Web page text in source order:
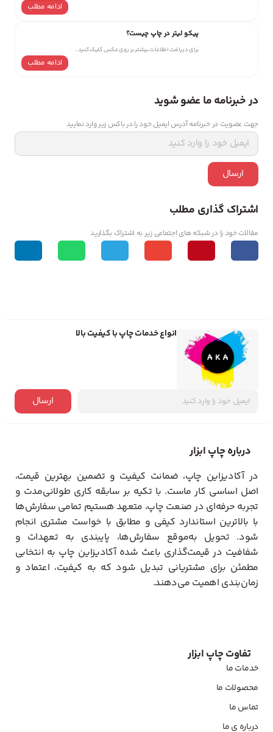
ادامه مطلب
پیکو لیتر در چاپ چیست؟
برای دریافت اطلاعات بیشتر بر روی عکس کلیک کنید…
ادامه مطلب
در خبرنامه ما عضو شوید
جهت عضویت در خبرنامه آدرس ایمیل خود را در باکس زیر وارد نمایید
ارسال
اشتراک گذاری مطلب
مقالات خود را در شبکه های اجتماعی زیر به اشتراک بگذارید
انواع خدمات چاپ با کیفیت بالا
ارسال
درباره چاپ ابزار
در آکادیزاین چاپ، ضمانت کیفیت و تضمین بهترین قیمت،
اصل اساسی کار ماست. با تکیه بر سابقه کاری طولانی‌مدت و
تجربه حرفه‌ای در صنعت چاپ، متعهد هستیم تمامی سفارش‌ها
با بالاترین استاندارد کیفی و مطابق با خواست مشتری انجام
شود. تحویل به‌موقع سفارش‌ها، پایبندی به تعهدات و
شفافیت در قیمت‌گذاری باعث شده آکادیزاین چاپ به انتخابی
مطمئن برای مشتریانی تبدیل شود که به کیفیت، اعتماد و
زمان‌بندی اهمیت می‌دهند.
تفاوت چاپ ابزار
خدمات ما
محصولات ما
تماس ما
درباره ی ما